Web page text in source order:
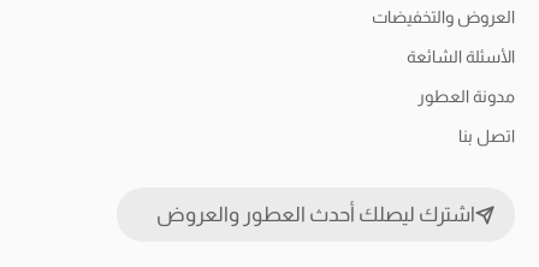
العروض والتخفيضات
الأسئلة الشائعة
مدونة العطور
اتصل بنا
اشترك ليصلك أحدث العطور والعروض